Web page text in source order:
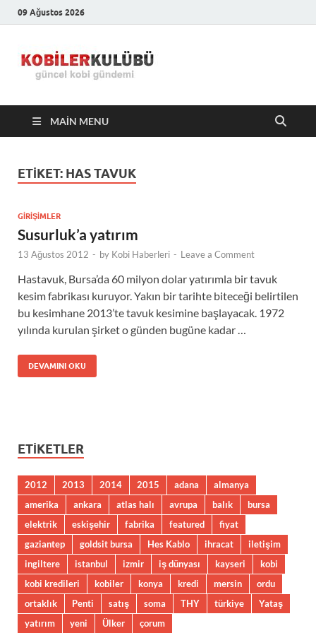
09 Ağustos 2026
Kulübü –
En Güncel
MAIN MENU
ETIKET: HAS TAVUK
GIRIŞIMLER
Susurluk’a yatırım
13 Ağustos 2012 - by Kobi Haberleri - Leave a Comment
Hastavuk, Bursa’da 60 milyon dolar yatırımla bir tavuk
kesim fabrikası kuruyor. Yakın bir tarihte biteceği belirtilen
bu kesimhane 2013’te tavuk kesimine başlayacak. 1972
yılında kurulan şirket o günden bugüne kadar …
DEVAMINI OKU
ETIKETLER
2012 2013 2014 2015 adana
almanya
amerika
ankara atlas halı avrupa balık
bursa
elektrik
eskişehir fabrika featured
fiyat
gaziantep
goldsit bursa Hes Kablo ihracat
iletişim
ingiltere
istanbul izmir iş dünyası kayseri
kobi
kobi kredileri
kobiler konya kredi mersin
ordu
ortaklık
Penti satış soma THY türkiye
Yataş
yatırım
yeni Ülker çorum